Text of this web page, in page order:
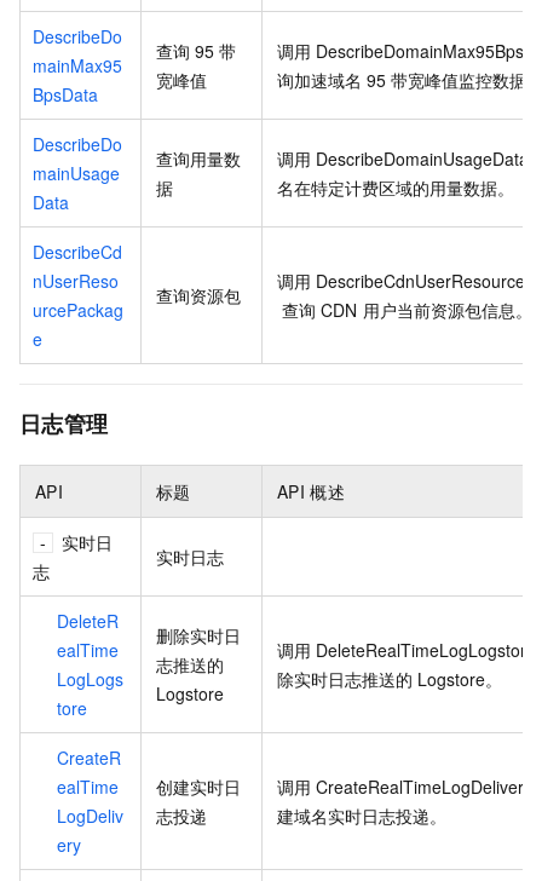
DescribeDo
mainMax95
BpsData
查询 95 带
宽峰值
调用
询加速域名 95 带宽峰值监控数据
DescribeDo
mainUsage
Data
查询用量数
据
调用 DescribeDomainUsageData
名在特定计费区域的用量数据。
DescribeCd
nUserReso
urcePackag
e
查询资源包
调用
查询 CDN 用户当前资源包信息。
日志管理
API 标题 API 概述
实时日
志
实时日志
DeleteR
ealTime
LogLogs
tore
删除实时日
志推送的
Logstore
调用 DeleteRealTimeLogLogstore
除实时日志推送的 Logstore。
CreateR
ealTime
LogDeliv
ery
创建实时日
志投递
调用 CreateRealTimeLogDelivery
建域名实时日志投递。